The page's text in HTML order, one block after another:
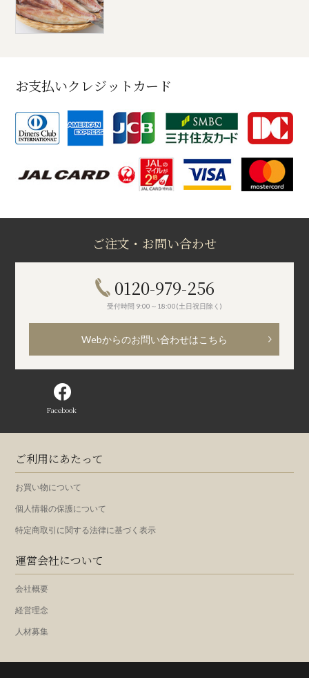
お支払いクレジットカード
ご注文・お問い合わせ
0120-979-256
受付時間 9:00～18:00(土日祝日除く)
Webからのお問い合わせはこちら
Facebook
ご利用にあたって
お買い物について
個人情報の保護について
特定商取引に関する法律に基づく表示
運営会社について
会社概要
経営理念
人材募集